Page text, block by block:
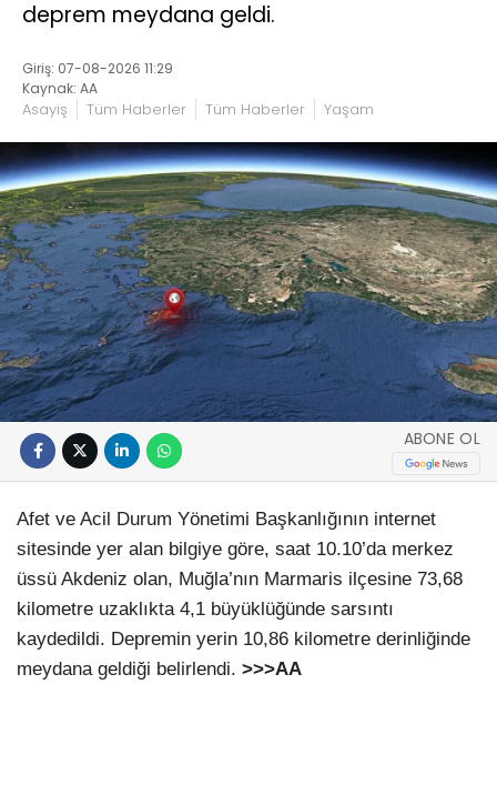
deprem meydana geldi.
Giriş: 07-08-2026 11:29
Kaynak: AA
Asayiş Tüm Haberler Tüm Haberler Yaşam
ABONE OL
Afet ve Acil Durum Yönetimi Başkanlığının internet
sitesinde yer alan bilgiye göre, saat 10.10’da merkez
üssü Akdeniz olan, Muğla’nın Marmaris ilçesine 73,68
kilometre uzaklıkta 4,1 büyüklüğünde sarsıntı
kaydedildi. Depremin yerin 10,86 kilometre derinliğinde
meydana geldiği belirlendi. >>>AA